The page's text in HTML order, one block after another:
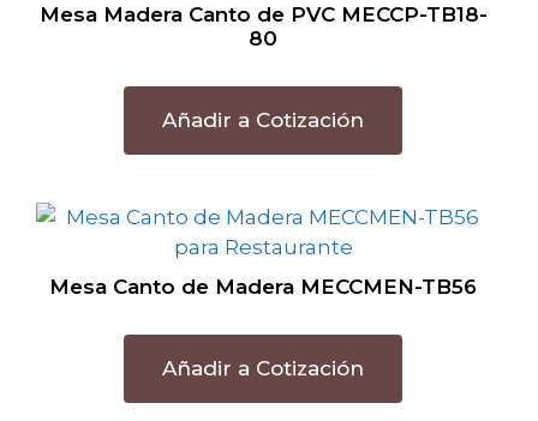
Mesa Madera Canto de PVC MECCP-TB18-
80
Añadir a Cotización
Mesa Canto de Madera MECCMEN-TB56
Añadir a Cotización